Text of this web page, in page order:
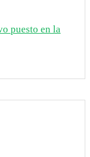
puesto en la